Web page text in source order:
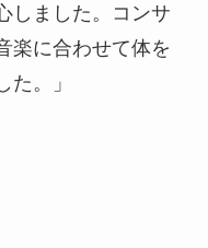
しました。コンサ
楽に合わせて体を
。」